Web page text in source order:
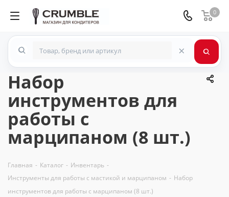
0
×
Набор
инструментов для
работы с
марципаном (8 шт.)
Главная - Каталог - Инвентарь -
Инструменты для работы с мастикой и марципаном - Набор
инструментов для работы с марципаном (8 шт.)